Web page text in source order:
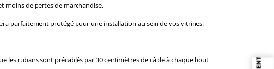
moins de pertes de marchandise.
parfaitement protégé pour une installation au sein de vos vitrines.
les rubans sont précablés par 30 centimètres de câble à chaque bout